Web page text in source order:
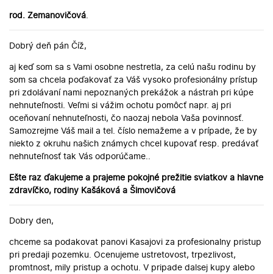
rod. Zemanovičová
Dobrý deň pán Číž,
aj keď som sa s Vami osobne nestretla, za celú našu rodinu by
som sa chcela poďakovať za Váš vysoko profesionálny prístup
pri zdolávaní nami nepoznaných prekážok a nástrah pri kúpe
nehnuteľnosti. Veľmi si vážim ochotu pomôcť napr. aj pri
oceňovaní nehnuteľnosti, čo naozaj nebola Vaša povinnosť.
Samozrejme Váš mail a tel. číslo nemažeme a v prípade, že by
niekto z okruhu našich známych chcel kupovať resp. predávať
nehnuteľnosť tak Vás odporúčame..
Ešte raz ďakujeme a prajeme pokojné prežitie sviatkov a hlavne
zdravíčko, rodiny Kašáková a Šimovičová
Dobry den,
chceme sa podakovat panovi Kasajovi za profesionalny pristup
pri predaji pozemku. Ocenujeme ustretovost, trpezlivost,
promtnost, mily pristup a ochotu. V pripade dalsej kupy alebo